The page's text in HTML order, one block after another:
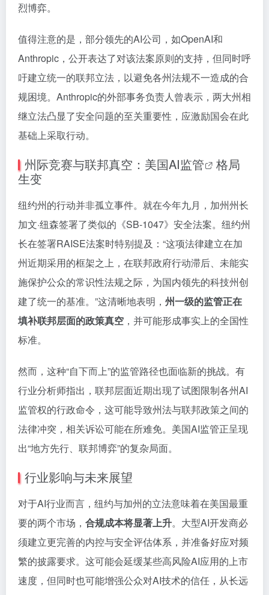
烈博弈。
值得注意的是，部分领先的AI公司，如OpenAI和
Anthropic，公开表达了对该法案原则的支持，但同时呼
吁建立统一的联邦立法，以避免各州法规不一造成的合
规困境。Anthropic的外部事务负责人曾表示，两大州相
继立法凸显了安全问题的至关重要性，应激励国会在此
基础上采取行动。
州际竞赛与联邦真空：美国AI监管
格局
生变
纽约州的行动并非孤立事件。就在今年九月，加州州长
加文·纽森签署了类似的《SB-1047》安全法案。纽约州
长在签署RAISE法案时特别提及：“这项法律建立在加
州近期采用的框架之上，在联邦政府行动滞后、未能实
施保护公众的常识性法规之际，为国内领先的科技州创
建了统一的基准。”这清晰地表明， 州一级的监管正在
填补联邦层面的政策真空 ，并可能形成事实上的全国性
标准。
然而，这种“自下而上”的监管路径也面临新的挑战。有
行业分析师指出，联邦层面近期出现了试图限制各州AI
监管权的行政命令，这可能导致州法与联邦政策之间的
法律冲突，相关诉讼可能在所难免。美国AI监管正呈现
出“地方先行、联邦博弈”的复杂局面。
行业影响与未来展望
对于AI行业而言，纽约与加州的立法意味着在美国最重
要的两个市场， 合规成本将显著上升。大型AI开发商必
须建立更完善的内控与安全评估体系，并准备好应对频
繁的披露要求。这可能会延缓某些高风险AI应用的上市
速度，但同时也可能增强公众对AI技术的信任，从长远